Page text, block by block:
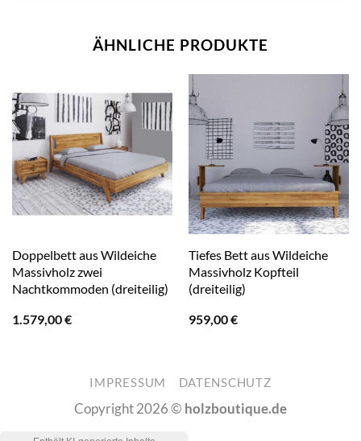
ÄHNLICHE PRODUKTE
Doppelbett aus Wildeiche
Massivholz zwei
Nachtkommoden (dreiteilig)
1.579,00€
Tiefes Bett aus Wildeiche
Massivholz Kopfteil
(dreiteilig)
959,00€
IMPRESSUM DATENSCHUTZ
Copyright 2026 © holzboutique.de